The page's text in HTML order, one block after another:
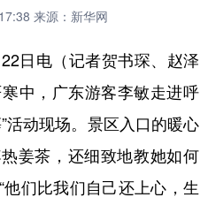
全球连线
量子 体育
健康 军事
金融 汽车
来源：新华网
日电（记者贺书琛、赵泽
中，广东游客李敏走进呼
活动现场。景区入口的暖心
姜茶，还细致地教她如何
们比我们自己还上心，生